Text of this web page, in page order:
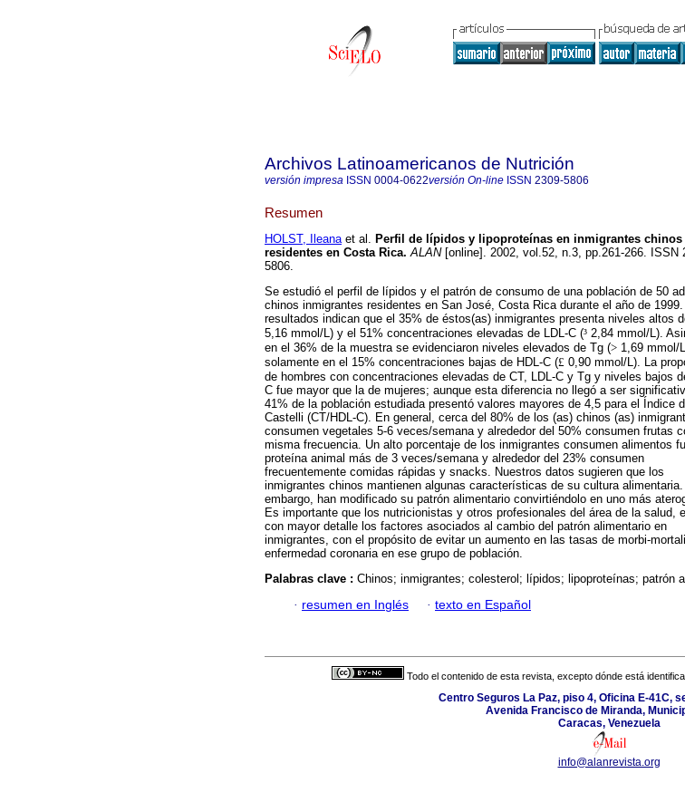
Archivos Latinoamericanos de Nutrición
versión impresa ISSN 0004-0622versión On-line ISSN 2309-5806
Resumen
HOLST, Ileanaet al. Perfil de lípidos y lipoproteínas en inmigrantes chinos
residentes en Costa Rica. ALAN[online]. 2002, vol.52, n.3, pp.261-266. ISSN
5806.
Se estudió el perfil de lípidos y el patrón de consumo de una población de 50
chinos inmigrantes residentes en San José, Costa Rica durante el año de 1999.
resultados indican que el 35% de éstos(as) inmigrantes presenta niveles altos
5,16 mmol/L) y el 51% concentraciones elevadas de LDL-C (³ 2,84 mmol/L).
en el 36% de la muestra se evidenciaron niveles elevados de Tg (> 1,69 mmol/
solamente en el 15% concentraciones bajas de HDL-C (£ 0,90 mmol/L). La
de hombres con concentraciones elevadas de CT, LDL-C y Tg y niveles bajos
C fue mayor que la de mujeres; aunque esta diferencia no llegó a ser
41% de la población estudiada presentó valores mayores de 4,5 para el Índice
Castelli (CT/HDL-C). En general, cerca del 80% de los (as) chinos (as)
consumen vegetales 5-6 veces/semana y alrededor del 50% consumen frutas
misma frecuencia. Un alto porcentaje de los inmigrantes consumen alimentos
proteína animal más de 3 veces/semana y alrededor del 23% consumen
frecuentemente comidas rápidas y snacks. Nuestros datos sugieren que los
inmigrantes chinos mantienen algunas características de su cultura
embargo, han modificado su patrón alimentario convirtiéndolo en uno más
Es importante que los nutricionistas y otros profesionales del área de la salud,
con mayor detalle los factores asociados al cambio del patrón alimentario en
inmigrantes, con el propósito de evitar un aumento en las tasas de morbi-
enfermedad coronaria en ese grupo de población.
Palabras clave : Chinos; inmigrantes; colesterol; lípidos; lipoproteínas; patrón
· resumen en Inglés · texto en Español
Todo el contenido de esta revista, excepto dónde está
Centro Seguros La Paz, piso 4, Oficina E-41C,
Avenida Francisco de Miranda,
Caracas, Venezuela
info@alanrevista.org